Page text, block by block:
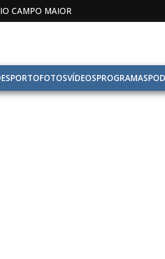
CAMPO MAIOR
FOTOSVÍDEOSPROGRAMAS